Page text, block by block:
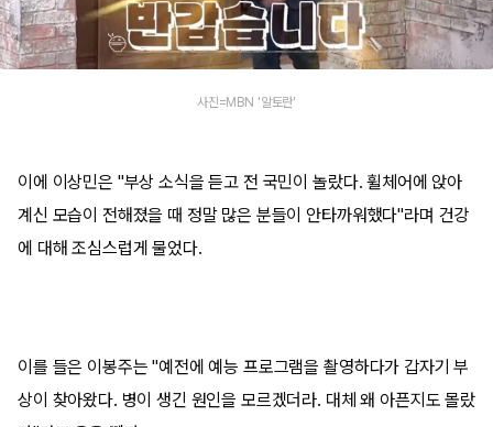
사진=MBN '알토란'
이에 이상민은 "부상 소식을 듣고 전 국민이 놀랐다. 휠체어에 앉아
계신 모습이 전해졌을 때 정말 많은 분들이 안타까워했다"라며 건강
에 대해 조심스럽게 물었다.
이를 들은 이봉주는 "예전에 예능 프로그램을 촬영하다가 갑자기 부
상이 찾아왔다. 병이 생긴 원인을 모르겠더라. 대체 왜 아픈지도 몰랐